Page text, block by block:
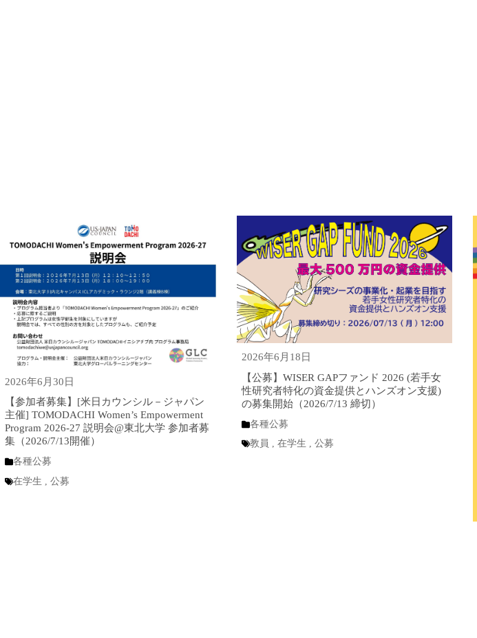
2026年6月30日
【参加者募集】[米日カウンシル－ジャパン
主催] TOMODACHI Women’s Empowerment
Program 2026-27 説明会@東北大学 参加者募
集（2026/7/13開催）
各種公募
在学生 ,公募
2026年6月18日
【公募】WISER GAPファンド 2026 (若手女
性研究者特化の資金提供とハンズオン支援)
の募集開始（2026/7/13 締切）
各種公募
教員 , 在学生 , 公募